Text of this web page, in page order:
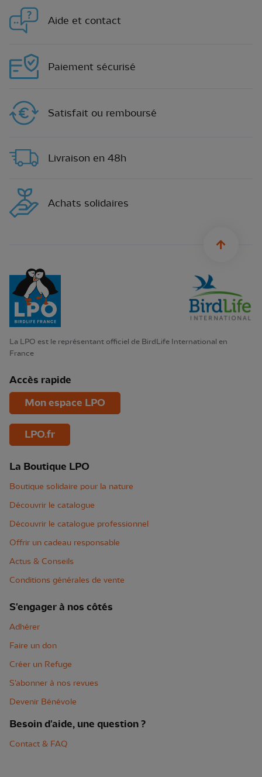
Aide et contact
Paiement sécurisé
Satisfait ou remboursé
Livraison en 48h
Achats solidaires
La LPO est le représentant officiel de BirdLife International en
France
Accès rapide
Mon espace LPO
LPO.fr
La Boutique LPO
Boutique solidaire pour la nature
Découvrir le catalogue
Découvrir le catalogue professionnel
Offrir un cadeau responsable
Actus & Conseils
Conditions générales de vente
S'engager à nos côtés
Adhérer
Faire un don
Créer un Refuge
S'abonner à nos revues
Devenir Bénévole
Besoin d'aide, une question ?
Contact & FAQ